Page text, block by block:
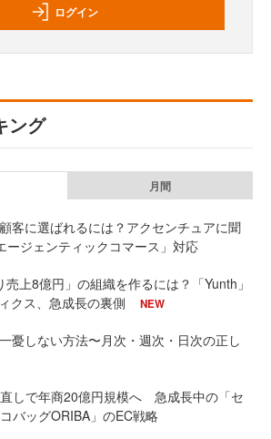
ログイン
ング
月間
客に選ばれるには？アクセンチュアに聞
ージェンティックコマース」対応
上8億円」の組織を作るには？「Yunth」
クス、急成長の裏側
NEW
憂しない方法〜月次・週次・日次の正し
しで年商20億円規模へ 急成長中の「セ
バッグORIBA」のEC戦略